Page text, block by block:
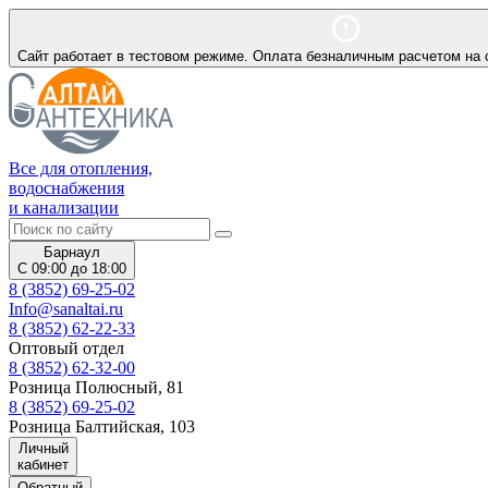
Сайт работает в тестовом режиме. Оплата безналичным расчетом на
Все для отопления,
водоснабжения
и канализации
Барнаул
С 09:00 до 18:00
8 (3852) 69-25-02
Info@sanaltai.ru
8 (3852) 62-22-33
Оптовый отдел
8 (3852) 62-32-00
Розница Полюсный, 81
8 (3852) 69-25-02
Розница Балтийская, 103
Личный
кабинет